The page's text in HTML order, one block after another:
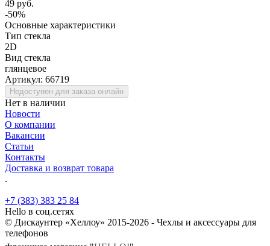
49 руб.
-50%
Основные характеристики
Тип стекла
2D
Вид стекла
глянцевое
Артикул: 66719
Недоступен для заказа онлайн
Нет в наличии
Новости
О компании
Вакансии
Статьи
Контакты
Доставка и возврат товара
.
+7 (383) 383 25 84
Hello в соц.сетях
© Дискаунтер «Хеллоу» 2015-2026 - Чехлы и аксессуары для
телефонов